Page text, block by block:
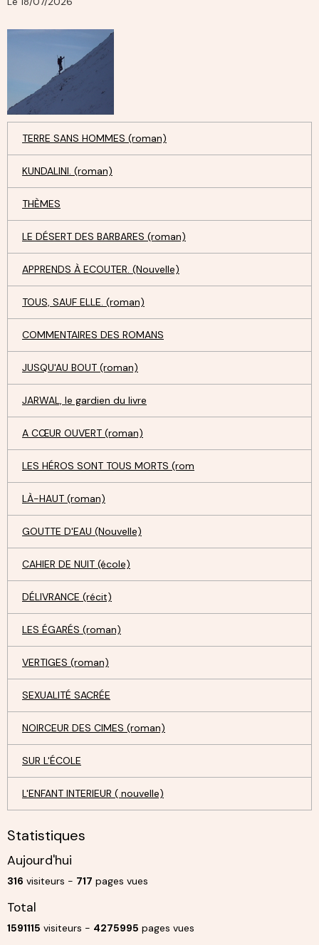
TERRE SANS HOMMES (roman)
KUNDALINI. (roman)
THÈMES
LE DÉSERT DES BARBARES (roman)
APPRENDS À ECOUTER. (Nouvelle)
TOUS, SAUF ELLE. (roman)
COMMENTAIRES DES ROMANS
JUSQU'AU BOUT (roman)
JARWAL, le gardien du livre
A CŒUR OUVERT (roman)
LES HÉROS SONT TOUS MORTS (rom
LÀ-HAUT (roman)
GOUTTE D'EAU (Nouvelle)
CAHIER DE NUIT (école)
DÉLIVRANCE (récit)
LES ÉGARÉS (roman)
VERTIGES (roman)
SEXUALITÉ SACRÉE
NOIRCEUR DES CIMES (roman)
SUR L'ÉCOLE
L'ENFANT INTERIEUR ( nouvelle)
Statistiques
Aujourd'hui
316 visiteurs - 717 pages vues
Total
1591115 visiteurs - 4275995 pages vues